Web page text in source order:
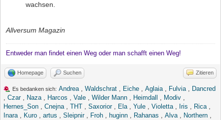
wachsen.
Allversum Magazin
Entweder man findet einen Weg oder man schafft einen Weg!
Homepage Suchen Zitieren
Es bedanken sich: Andrea, Waldschrat , Eiche , Aglaia, Fulvia, Dancred
, Czar, Naza, Harcos , Vale , Wilder Mann , Heimdall , Modiv ,
Hernes_Son , Cnejna, THT , Saxorior, Ela, Yule , Violetta, Iris , Rica,
Inara, Kuro , artus , Sleipnir, Froh , huginn , Rahanas , Alva, Northern ,